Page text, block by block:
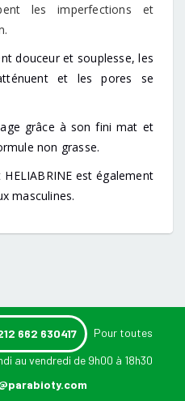
les imperfections et
douceur et souplesse, les
et les pores se
grâce à son fini mat et
non grasse.
est également
masculines.
662 630417 Pour toutes
au vendredi de 9h00 à 18h30